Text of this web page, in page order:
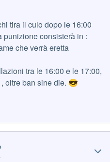
tira il culo dopo le 16:00
consisterà in :
che verrà eretta
tra le 16:00 e le 17:00,
oltre ban sine die. 😎